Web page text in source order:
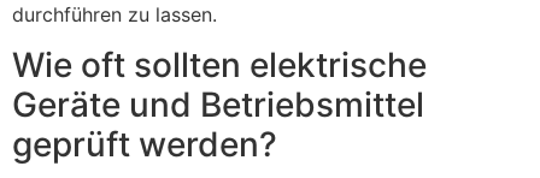
durchführen zu lassen.
Wie oft sollten elektrische
Geräte und Betriebsmittel
geprüft werden?